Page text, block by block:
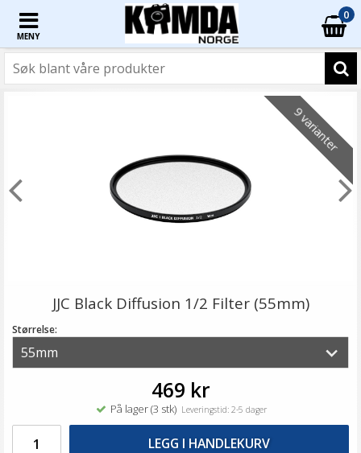
MENY
0
9 varianter
JJC Black Diffusion 1/2 Filter (55mm)
Størrelse:
469 kr
På lager (3 stk)Leveringstid: 2-5 dager
LEGG I HANDLEKURV